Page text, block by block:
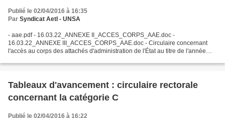
Publié le 02/04/2016 à 16:35
Par Syndicat AetI - UNSA
- aae.pdf - 16.03.22_ANNEXE II_ACCES_CORPS_AAE.doc -
16.03.22_ANNEXE III_ACCES_CORPS_AAE.doc - Circulaire concernant
l'accès au corps des attachés d'administration de l'État au titre de l'année
Tableaux d'avancement : circulaire rectorale
concernant la catégorie C
Publié le 02/04/2016 à 16:22